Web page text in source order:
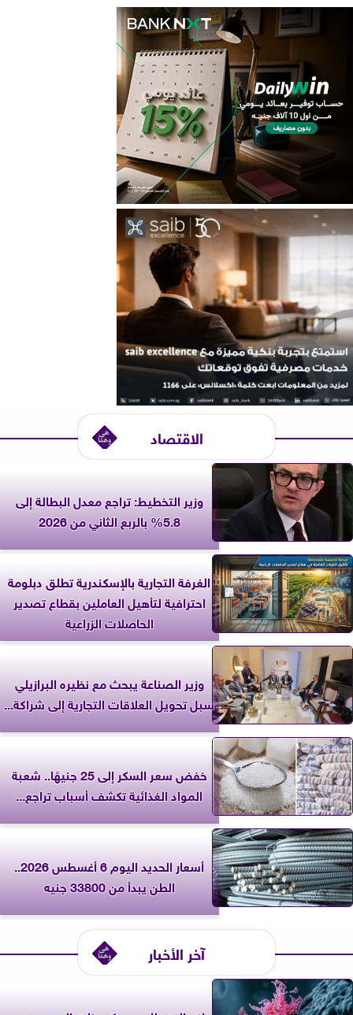
الاقتصاد
وزير التخطيط: تراجع معدل البطالة إلى
5.8% بالربع الثاني من 2026
الغرفة التجارية بالإسكندرية تطلق دبلومة
احترافية لتأهيل العاملين بقطاع تصدير
الحاصلات الزراعية
وزير الصناعة يبحث مع نظيره البرازيلي
سبل تحويل العلاقات التجارية إلى شراكة...
خفض سعر السكر إلى 25 جنيهًا.. شعبة
المواد الغذائية تكشف أسباب تراجع...
أسعار الحديد اليوم 6 أغسطس 2026..
الطن يبدأ من 33800 جنيه
آخر الأخبار